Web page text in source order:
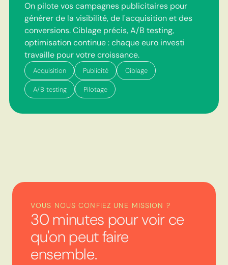
On pilote vos campagnes publicitaires pour
générer de la visibilité, de l'acquisition et des
conversions. Ciblage précis, A/B testing,
optimisation continue : chaque euro investi
travaille pour votre croissance.
Acquisition Publicité Ciblage
A/B testing Pilotage
VOUS NOUS CONFIEZ UNE MISSION ?
30 minutes pour voir ce
qu'on peut faire
ensemble.